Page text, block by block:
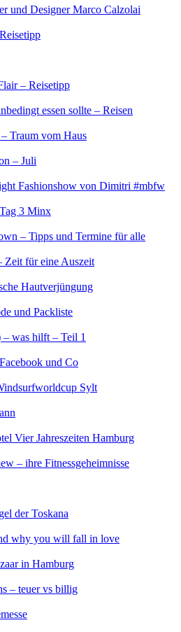
und Designer Marco Calzolai
– Reisetipp
essen sollte – Reisen
Traum vom Haus
– Juli
Fashionshow von Dimitri #mbfw
3 Minx
– Tipps und Termine für alle
Zeit für eine Auszeit
Hautverjüngung
und Packliste
was hilft – Teil 1
und Co
Sylt
Vier Jahreszeiten Hamburg
– ihre Fitnessgeheimnisse
der Toskana
why you will fall in love
in Hamburg
– teuer vs billig